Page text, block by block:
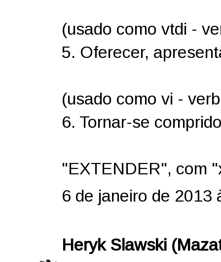
(usado como vtdi -
5. Oferecer,
(usado como vi -
6. Tornar-se
"EXTENDER", com
6 de janeiro de 2013
Heryk Slawski